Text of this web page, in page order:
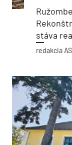
stáva
redakcia